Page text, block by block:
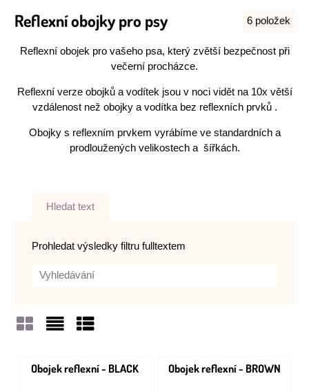
Reflexní obojky pro psy 6 položek
Reflexní obojek pro vašeho psa, který zvětší bezpečnost při
večerní procházce.
Reflexní verze obojků a vodítek jsou v noci vidět na 10x větší
vzdálenost než obojky a vodítka bez reflexních prvků .
Obojky s reflexním prvkem vyrábíme ve standardních a
prodloužených velikostech a šířkách.
Hledat text
Prohledat výsledky filtru fulltextem
Obojek reflexní - BLACK Obojek reflexní - BROWN